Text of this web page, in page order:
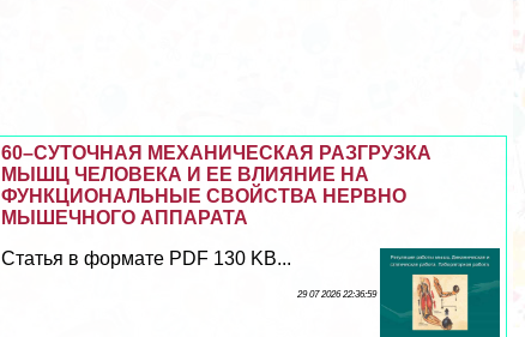
60–СУТОЧНАЯ МЕХАНИЧЕСКАЯ РАЗГРУЗКА
МЫШЦ ЧЕЛОВЕКА И ЕЕ ВЛИЯНИЕ НА
ФУНКЦИОНАЛЬНЫЕ СВОЙСТВА НЕРВНО
МЫШЕЧНОГО АППАРАТА
Статья в формате PDF 130 KB...
29 07 2026 22:36:59